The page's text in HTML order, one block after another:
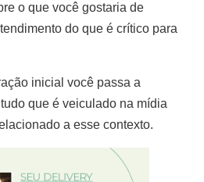
o que você gostaria de
do que é crítico para
inicial você passa a
que é veiculado na mídia
a esse contexto.